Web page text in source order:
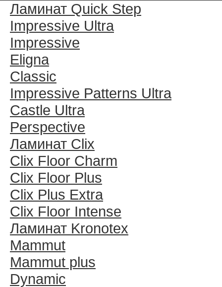
Ламинат Quick Step
Impressive Ultra
Impressive
Eligna
Classic
Impressive Patterns Ultra
Castle Ultra
Perspective
Ламинат Clix
Clix Floor Charm
Clix Floor Plus
Clix Plus Extra
Clix Floor Intense
Ламинат Kronotex
Mammut
Mammut plus
Dynamic